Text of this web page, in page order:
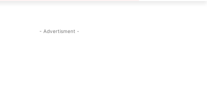
- Advertisment -